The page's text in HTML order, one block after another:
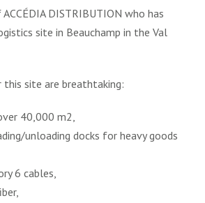
DISTRIBUTION who has
site in Beauchamp in the Val
site are breathtaking:
40,000 m2,
unloading docks for heavy goods
6 cables,